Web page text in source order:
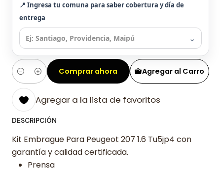
📍 Ingresa tu comuna para saber cobertura y día de
entrega
⌄
Cantidad
Agregar al Carro
Comprar ahora
Agregar a la lista de favoritos
DESCRIPCIÓN
Kit Embrague Para Peugeot 207 1.6 Tu5jp4 con
garantía y calidad certificada.
Prensa